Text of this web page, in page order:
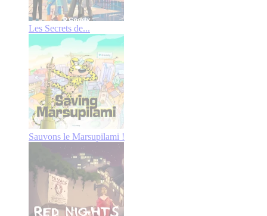
Les Secrets de...
Sauvons le Marsupilami !